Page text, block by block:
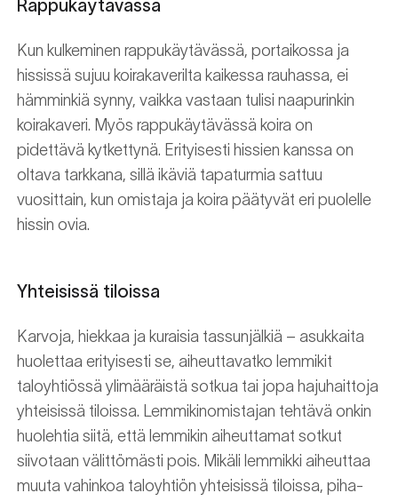
Rappukäytävässä
Kun kulkeminen rappukäytävässä, portaikossa ja
hississä sujuu koirakaverilta kaikessa rauhassa, ei
hämminkiä synny, vaikka vastaan tulisi naapurinkin
koirakaveri. Myös rappukäytävässä koira on
pidettävä kytkettynä. Erityisesti hissien kanssa on
oltava tarkkana, sillä ikäviä tapaturmia sattuu
vuosittain, kun omistaja ja koira päätyvät eri puolelle
hissin ovia.
Yhteisissä tiloissa
Karvoja, hiekkaa ja kuraisia tassunjälkiä – asukkaita
huolettaa erityisesti se, aiheuttavatko lemmikit
taloyhtiössä ylimääräistä sotkua tai jopa hajuhaittoja
yhteisissä tiloissa. Lemmikinomistajan tehtävä onkin
huolehtia siitä, että lemmikin aiheuttamat sotkut
siivotaan välittömästi pois. Mikäli lemmikki aiheuttaa
muuta vahinkoa taloyhtiön yhteisissä tiloissa, piha-